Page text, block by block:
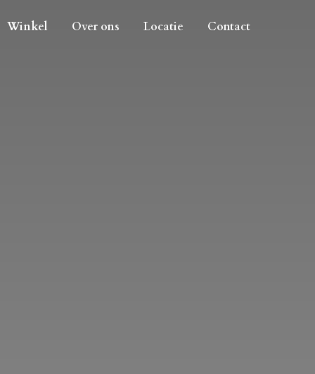
Winkel Over ons Locatie Contact